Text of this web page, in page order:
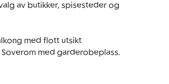
av butikker, spisesteder og
med flott utsikt
med garderobeplass.